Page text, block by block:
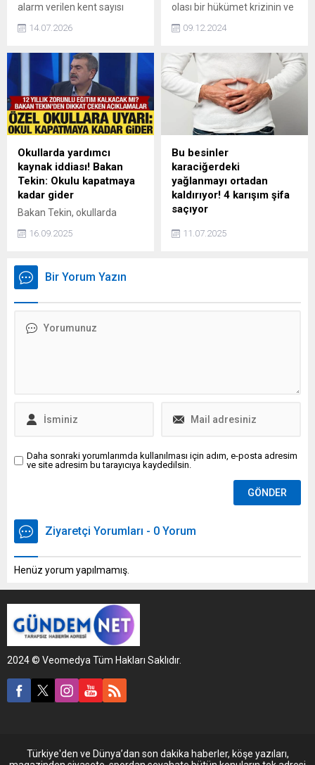
alarm verilen kent sayısı
sebebiyle yarın 7, perşembe
alarm verilerek, bu
şehirlerde yaşayanlar
uyarıldı.
14.07.2026
olası bir hükümet krizinin ve
büyük bir kaosa zemin
"Suriye’nin toprak bütünlüğü
ve üniter yapısı mutlaka
korunmalıdır" dedi.
09.12.2024
Okullarda yardımcı
kaynak iddiası! Bakan
Tekin: Okulu kapatmaya
kadar gider
Bakan Tekin, okullarda
velilere yardımcı kaynak
dayatması yapıldığı
kapatmaya kadar gider"
dedi. Tekin, 12 yıllık eğitimin
değerlendirmeler yapıldığını
16.09.2025
Bu besinler
karaciğerdeki
yağlanmayı ortadan
kaldırıyor! 4 karışım şifa
saçıyor
Modern yaşamın getirdiği
hareketsizlik ve yoğun
11.07.2025
Bir Yorum Yazın
Daha sonraki yorumlarımda kullanılması için adım, e-posta adresim
ve site adresim bu tarayıcıya kaydedilsin.
Ziyaretçi Yorumları - 0 Yorum
Henüz yorum yapılmamış.
2024 © Veomedya Tüm Hakları Saklıdır.
Türkiye'den ve Dünya’dan son dakika haberler, köşe yazıları,